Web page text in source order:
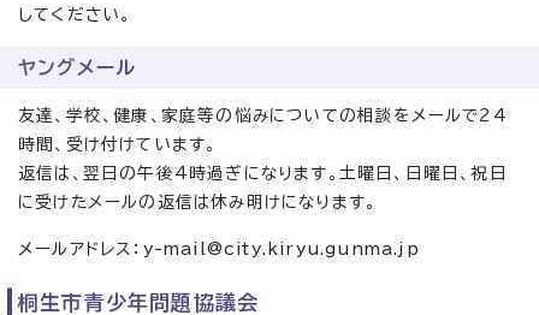
してください。
ヤングメール
友達、学校、健康、家庭等の悩みについての相談をメールで24
時間、受け付けています。
返信は、翌日の午後4時過ぎになります。土曜日、日曜日、祝日
に受けたメールの返信は休み明けになります。
メールアドレス：y-mail@city.kiryu.gunma.jp
桐生市青少年問題協議会